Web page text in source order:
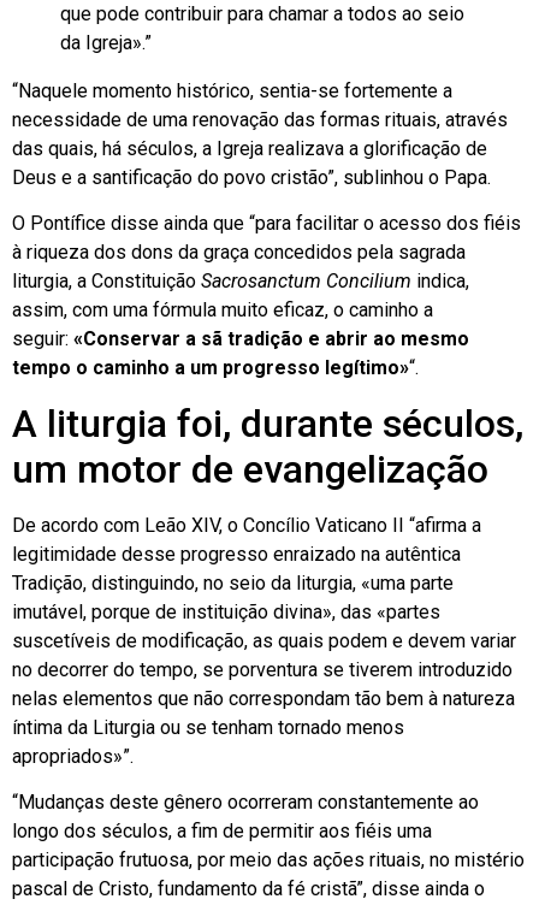
que pode contribuir para chamar a todos ao seio
da Igreja».”
“Naquele momento histórico, sentia-se fortemente a
necessidade de uma renovação das formas rituais, através
das quais, há séculos, a Igreja realizava a glorificação de
Deus e a santificação do povo cristão”, sublinhou o Papa.
O Pontífice disse ainda que “para facilitar o acesso dos fiéis
à riqueza dos dons da graça concedidos pela sagrada
liturgia, a Constituição Sacrosanctum Concilium indica,
assim, com uma fórmula muito eficaz, o caminho a
seguir: «Conservar a sã tradição e abrir ao mesmo
tempo o caminho a um progresso legítimo»“.
A liturgia foi, durante séculos,
um motor de evangelização
De acordo com Leão XIV, o Concílio Vaticano II “afirma a
legitimidade desse progresso enraizado na autêntica
Tradição, distinguindo, no seio da liturgia, «uma parte
imutável, porque de instituição divina», das «partes
suscetíveis de modificação, as quais podem e devem variar
no decorrer do tempo, se porventura se tiverem introduzido
nelas elementos que não correspondam tão bem à natureza
íntima da Liturgia ou se tenham tornado menos
apropriados»”.
“Mudanças deste gênero ocorreram constantemente ao
longo dos séculos, a fim de permitir aos fiéis uma
participação frutuosa, por meio das ações rituais, no mistério
pascal de Cristo, fundamento da fé cristã”, disse ainda o